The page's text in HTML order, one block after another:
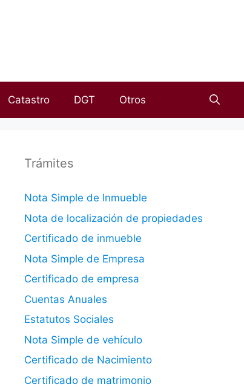
Catastro DGT Otros
Trámites
Nota Simple de Inmueble
Nota de localización de propiedades
Certificado de inmueble
Nota Simple de Empresa
Certificado de empresa
Cuentas Anuales
Estatutos Sociales
Nota Simple de vehículo
Certificado de Nacimiento
Certificado de matrimonio